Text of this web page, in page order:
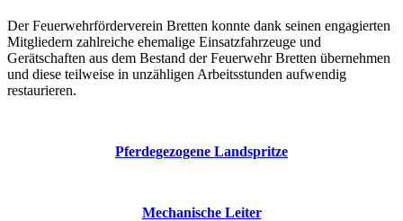
Der Feuerwehrförderverein Bretten konnte dank seinen engagierten
Mitgliedern zahlreiche ehemalige Einsatzfahrzeuge und
Gerätschaften aus dem Bestand der Feuerwehr Bretten übernehmen
und diese teilweise in unzähligen Arbeitsstunden aufwendig
restaurieren.
Pferdegezogene Landspritze
Mechanische Leiter